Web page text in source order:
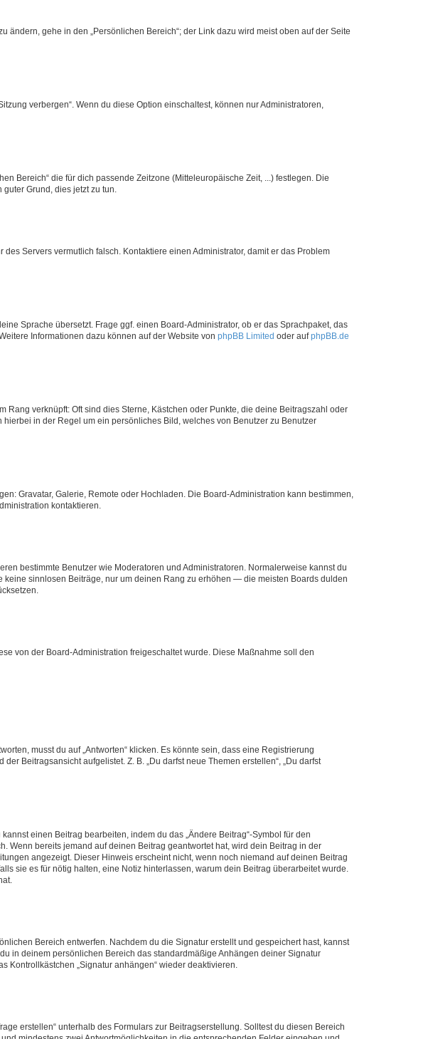
gehe in den „Persönlichen Bereich“; der Link dazu wird meist oben auf der Seite
verbergen“. Wenn du diese Option einschaltest, können nur Administratoren,
Bereich“ die für dich passende Zeitzone (Mitteleuropäische Zeit, ...) festlegen. Die
Grund, dies jetzt zu tun.
Servers vermutlich falsch. Kontaktiere einen Administrator, damit er das Problem
Sprache übersetzt. Frage ggf. einen Board-Administrator, ob er das Sprachpaket, das
Informationen dazu können auf der Website von phpBB Limited oder aufphpBB.de
verknüpft: Oft sind dies Sterne, Kästchen oder Punkte, die deine Beitragszahl oder
in der Regel um ein persönliches Bild, welches von Benutzer zu Benutzer
Gravatar, Galerie, Remote oder Hochladen. Die Board-Administration kann bestimmen,
kontaktieren.
bestimmte Benutzer wie Moderatoren und Administratoren. Normalerweise kannst du
sinnlosen Beiträge, nur um deinen Rang zu erhöhen — die meisten Boards dulden
von der Board-Administration freigeschaltet wurde. Diese Maßnahme soll den
musst du auf „Antworten“ klicken. Es könnte sein, dass eine Registrierung
Beitragsansicht aufgelistet. Z. B. „Du darfst neue Themen erstellen“, „Du darfst
einen Beitrag bearbeiten, indem du das „Ändere Beitrag“-Symbol für den
Wenn bereits jemand auf deinen Beitrag geantwortet hat, wird dein Beitrag in der
angezeigt. Dieser Hinweis erscheint nicht, wenn noch niemand auf deinen Beitrag
sie es für nötig halten, eine Notiz hinterlassen, warum dein Beitrag überarbeitet wurde.
Bereich entwerfen. Nachdem du die Signatur erstellt und gespeichert hast, kannst
in deinem persönlichen Bereich das standardmäßige Anhängen deiner Signatur
Kontrollkästchen „Signatur anhängen“ wieder deaktivieren.
erstellen“ unterhalb des Formulars zur Beitragserstellung. Solltest du diesen Bereich